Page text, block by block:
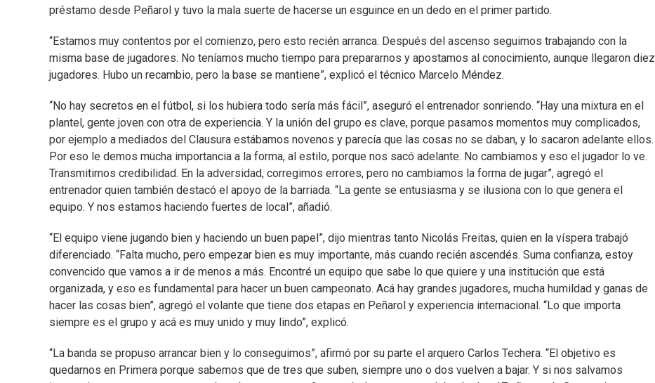
préstamo desde Peñarol y tuvo la mala suerte de hacerse un esguince en un dedo en el primer partido.
“Estamos muy contentos por el comienzo, pero esto recién arranca. Después del ascenso seguimos trabajando con la
misma base de jugadores. No teníamos mucho tiempo para prepararnos y apostamos al conocimiento, aunque llegaron diez
jugadores. Hubo un recambio, pero la base se mantiene”, explicó el técnico Marcelo Méndez.
“No hay secretos en el fútbol, si los hubiera todo sería más fácil”, aseguró el entrenador sonriendo. “Hay una mixtura en el
plantel, gente joven con otra de experiencia. Y la unión del grupo es clave, porque pasamos momentos muy complicados,
por ejemplo a mediados del Clausura estábamos novenos y parecía que las cosas no se daban, y lo sacaron adelante ellos.
Por eso le demos mucha importancia a la forma, al estilo, porque nos sacó adelante. No cambiamos y eso el jugador lo ve.
Transmitimos credibilidad. En la adversidad, corregimos errores, pero no cambiamos la forma de jugar”, agregó el
entrenador quien también destacó el apoyo de la barriada. “La gente se entusiasma y se ilusiona con lo que genera el
equipo. Y nos estamos haciendo fuertes de local”, añadió.
“El equipo viene jugando bien y haciendo un buen papel”, dijo mientras tanto Nicolás Freitas, quien en la víspera trabajó
diferenciado. “Falta mucho, pero empezar bien es muy importante, más cuando recién ascendés. Suma confianza, estoy
convencido que vamos a ir de menos a más. Encontré un equipo que sabe lo que quiere y una institución que está
organizada, y eso es fundamental para hacer un buen campeonato. Acá hay grandes jugadores, mucha humildad y ganas de
hacer las cosas bien”, agregó el volante que tiene dos etapas en Peñarol y experiencia internacional. “Lo que importa
siempre es el grupo y acá es muy unido y muy lindo”, explicó.
“La banda se propuso arrancar bien y lo conseguimos”, afirmó por su parte el arquero Carlos Techera. “El objetivo es
quedarnos en Primera porque sabemos que de tres que suben, siempre uno o dos vuelven a bajar. Y si nos salvamos